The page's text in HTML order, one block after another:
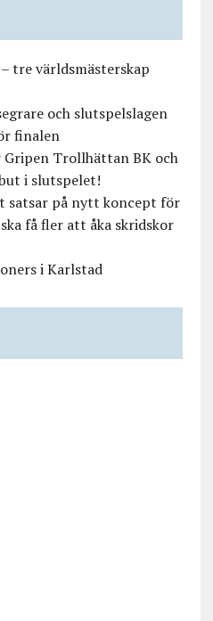
tre världsmästerskap
och slutspelslagen
finalen
Trollhättan BK och
i slutspelet!
satsar på nytt koncept för
få fler att åka skridskor
i Karlstad